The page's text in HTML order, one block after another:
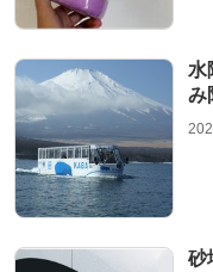
水
み
砂